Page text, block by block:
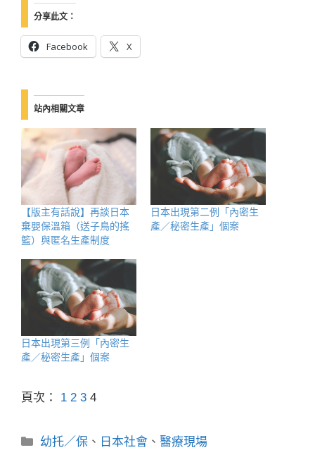
分享此文：
Facebook X
站內相關文章
【版主有話說】再談日本
棄嬰保溫箱（送子鳥的搖
籃）與匿名生產制度
日本出現第二例「內密生
產／秘密生產」個案
日本出現第三例「內密生
產／秘密生產」個案
頁次： 1 2 3 4
分
幼托／保 、 日本社會 、醫療現場